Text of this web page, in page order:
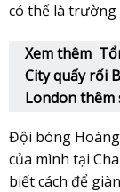
có thể là trường
Xem thêm
City quấy rối
London thêm
Đội bóng
của mình tại
biết cách để